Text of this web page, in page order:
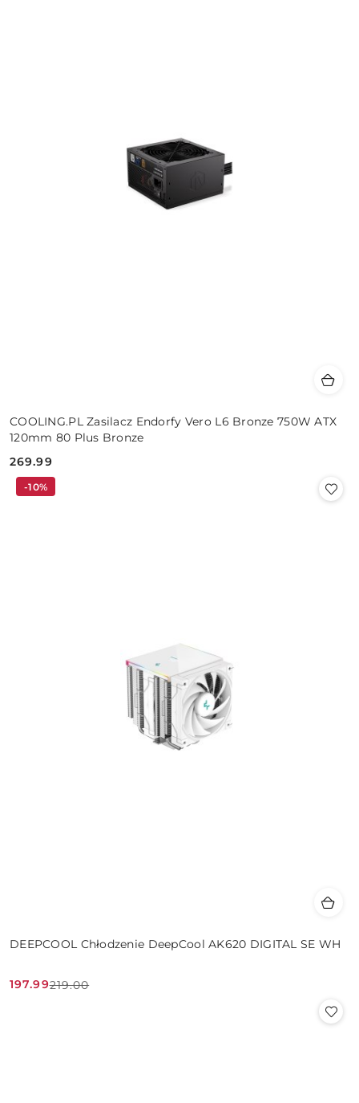
COOLING.PL Zasilacz Endorfy Vero L6 Bronze 750W ATX
120mm 80 Plus Bronze
Cena:
269.99
DEEPCOOL Chłodzenie DeepCool AK620 DIGITAL SE WH
Cena
197.99
Cena
219.00
-10%